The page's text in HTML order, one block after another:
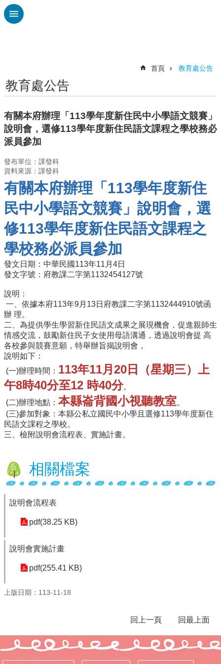
跳到主要內容區塊
認
廣
興
校
專
欄
校
園
動
態
行
政
處
室
課
程
專
區
校
務
E
化
學
校
相
關
網
頁
校
相
辦
縣
區
課
程
首頁 教育處公告
教育處公告
有關本府辦理「113學年度新住民中小學語文競賽」
說明會，選修113學年度新住民語文課程之學校務必
派員參加
發布單位：課發科
資料來源：課發科
有關本府辦理「113學年度新住
民中小學語文競賽」說明會，選
修113學年度新住民語文課程之
學校務必派員參加
發文日期：中華民國113年11月4日
發文字號：府教課二字第1132454127號
說明：
一、依據本府113年9月13日府教課二字第1132444910號函
辦 理。
二、為提供學生學習新住民語文成果之展現機會，促進親師生
情感交流，鼓勵新住民子女使用母語溝通，透過說明會提 高
各校參與競賽意願，特舉辦旨揭說明會，
說明如下：
(一)辦理時間： 113年11月20日（星期三）上
午8時40分至12 時40分。
(二)辦理地點： 本縣崙背國小視聽教室。
(三)參加對象：本縣公私立國民中小學且選修113學年度新住
民語文課程之學校。
三、檢附說明會流程表、實施計畫。
相關檔案
說明會流程表
pdf(38.25 KB)
說明會實施計畫
pdf(255.41 KB)
上版日期：113-11-18
回上一頁 回最上面